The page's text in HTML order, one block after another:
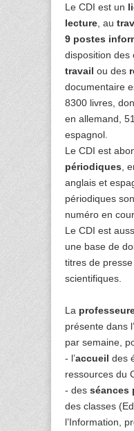
Le CDI est un
lecture , au
9 postes
disposition des
travail ou des
documentaire
8300 livres,
en allemand,
espagnol.
Le CDI est
périodiques ,
anglais et
périodiques
numéro en
Le CDI est
une base de
titres de
scientifiques.
La
présente dans
par semaine,
- l’accueil des
ressources du
- des séances
des classes
l’Information,